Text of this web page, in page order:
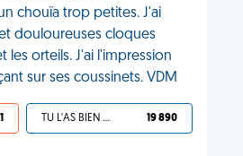
chouïa trop petites. J'ai
douloureuses cloques
les orteils. J'ai l'impression
sur ses coussinets. VDM
TU L'AS BIEN MÉRITÉ 19 890